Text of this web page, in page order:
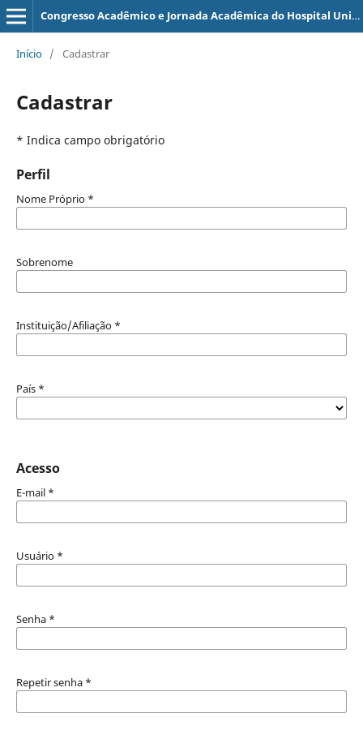
Congresso Acadêmico e Jornada Acadêmica do Hospital Universitário Professor Alberto Antunes
Início / Cadastrar
Cadastrar
* Indica campo obrigatório
Perfil
Nome Próprio *
Sobrenome
Instituição/Afiliação *
País *
Acesso
E-mail *
Usuário *
Senha *
Repetir senha *